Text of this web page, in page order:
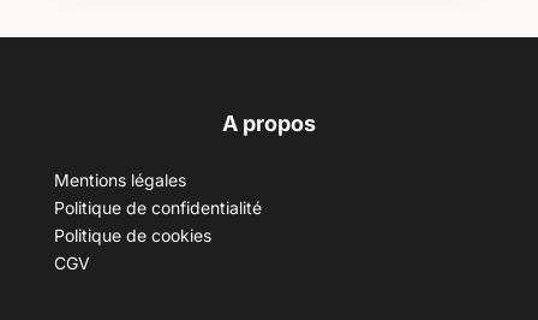
A propos
Mentions légales
Politique de confidentialité
Politique de cookies
CGV